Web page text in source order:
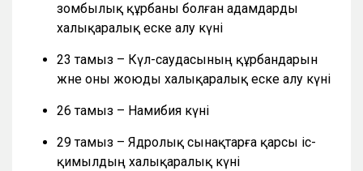
зомбылық құрбаны болған адамдарды
халықаралық еске алу күні
23 тамыз – Күл-саудасының құрбандарын
және оны жоюды халықаралық еске алу күні
26 тамыз – Намибия күні
29 тамыз – Ядролық сынақтарға қарсы іс-
қимылдың халықаралық күні